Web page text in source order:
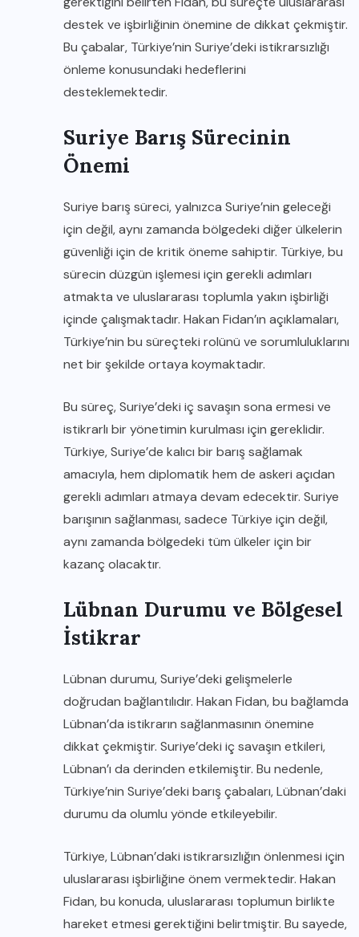
destek ve işbirliğinin önemine de dikkat çekmiştir.
Bu çabalar, Türkiye’nin Suriye’deki istikrarsızlığı
önleme konusundaki hedeflerini
desteklemektedir.
Suriye Barış Sürecinin
Önemi
Suriye barış süreci, yalnızca Suriye’nin geleceği
için değil, aynı zamanda bölgedeki diğer ülkelerin
güvenliği için de kritik öneme sahiptir. Türkiye, bu
sürecin düzgün işlemesi için gerekli adımları
atmakta ve uluslararası toplumla yakın işbirliği
içinde çalışmaktadır. Hakan Fidan’ın açıklamaları,
Türkiye’nin bu süreçteki rolünü ve sorumluluklarını
net bir şekilde ortaya koymaktadır.
Bu süreç, Suriye’deki iç savaşın sona ermesi ve
istikrarlı bir yönetimin kurulması için gereklidir.
Türkiye, Suriye’de kalıcı bir barış sağlamak
amacıyla, hem diplomatik hem de askeri açıdan
gerekli adımları atmaya devam edecektir. Suriye
barışının sağlanması, sadece Türkiye için değil,
aynı zamanda bölgedeki tüm ülkeler için bir
kazanç olacaktır.
Lübnan Durumu ve Bölgesel
İstikrar
Lübnan durumu, Suriye’deki gelişmelerle
doğrudan bağlantılıdır. Hakan Fidan, bu bağlamda
Lübnan’da istikrarın sağlanmasının önemine
dikkat çekmiştir. Suriye’deki iç savaşın etkileri,
Lübnan’ı da derinden etkilemiştir. Bu nedenle,
Türkiye’nin Suriye’deki barış çabaları, Lübnan’daki
durumu da olumlu yönde etkileyebilir.
Türkiye, Lübnan’daki istikrarsızlığın önlenmesi için
uluslararası işbirliğine önem vermektedir. Hakan
Fidan, bu konuda, uluslararası toplumun birlikte
hareket etmesi gerektiğini belirtmiştir. Bu sayede,